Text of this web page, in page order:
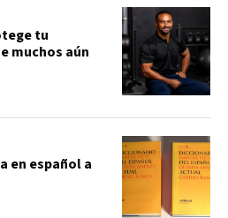
tu
muchos aún
en español a